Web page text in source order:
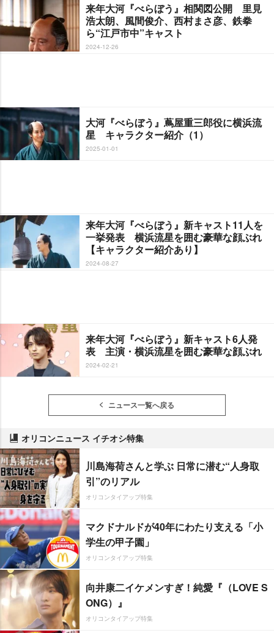
来年大河『べらぼう』相関図公開 里見
浩太朗、風間俊介、西村まさ彦、鉄拳
ら“江戸市中”キャスト
2024-12-26
大河『べらぼう』蔦屋重三郎役に横浜流
星 キャラクター紹介（1）
2025-01-01
来年大河『べらぼう』新キャスト11人を
一挙発表 横浜流星を囲む豪華な顔ぶれ
【キャラクター紹介あり】
2024-08-27
来年大河『べらぼう』新キャスト6人発
表 主演・横浜流星を囲む豪華な顔ぶれ
2024-02-21
ニュース一覧へ戻る
オリコンニュース イチオシ特集
川島海荷さんと学ぶ 日常に潜む“人身取
引”のリアル
オリコンタイアップ特集
マクドナルドが40年にわたり支える「小
学生の甲子園」
オリコンタイアップ特集
向井康二イケメンすぎ！純愛『（LOVE S
ONG）』
オリコンタイアップ特集